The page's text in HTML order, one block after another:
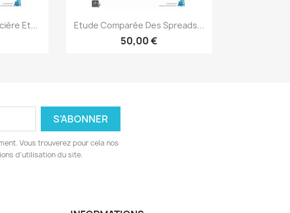
Et... Aperçu rapide
Etude Comparée Des Spreads...
50,00 €
Vous trouverez pour cela nos
d'utilisation du site.